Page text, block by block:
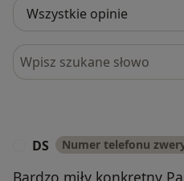
Szukaj w opiniach
DS Numer telefonu